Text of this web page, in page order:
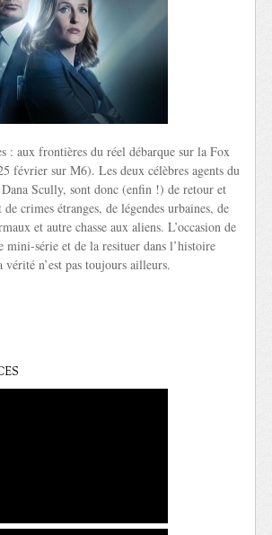
: aux frontières du réel débarque sur la Fox
février sur M6). Les deux célèbres agents du
Scully, sont donc (enfin !) de retour et
crimes étranges, de légendes urbaines, de
et autre chasse aux aliens. L’occasion de
mini-série et de la resituer dans l’histoire
vérité n’est pas toujours ailleurs.